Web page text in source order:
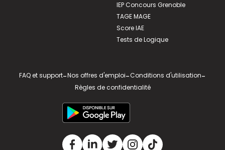
IEP Concours Grenoble
TAGE MAGE
Score IAE
Tests de Logique
FAQ et support-Nos offres d'emploi-Conditions d'utilisation-
Règles de confidentialité